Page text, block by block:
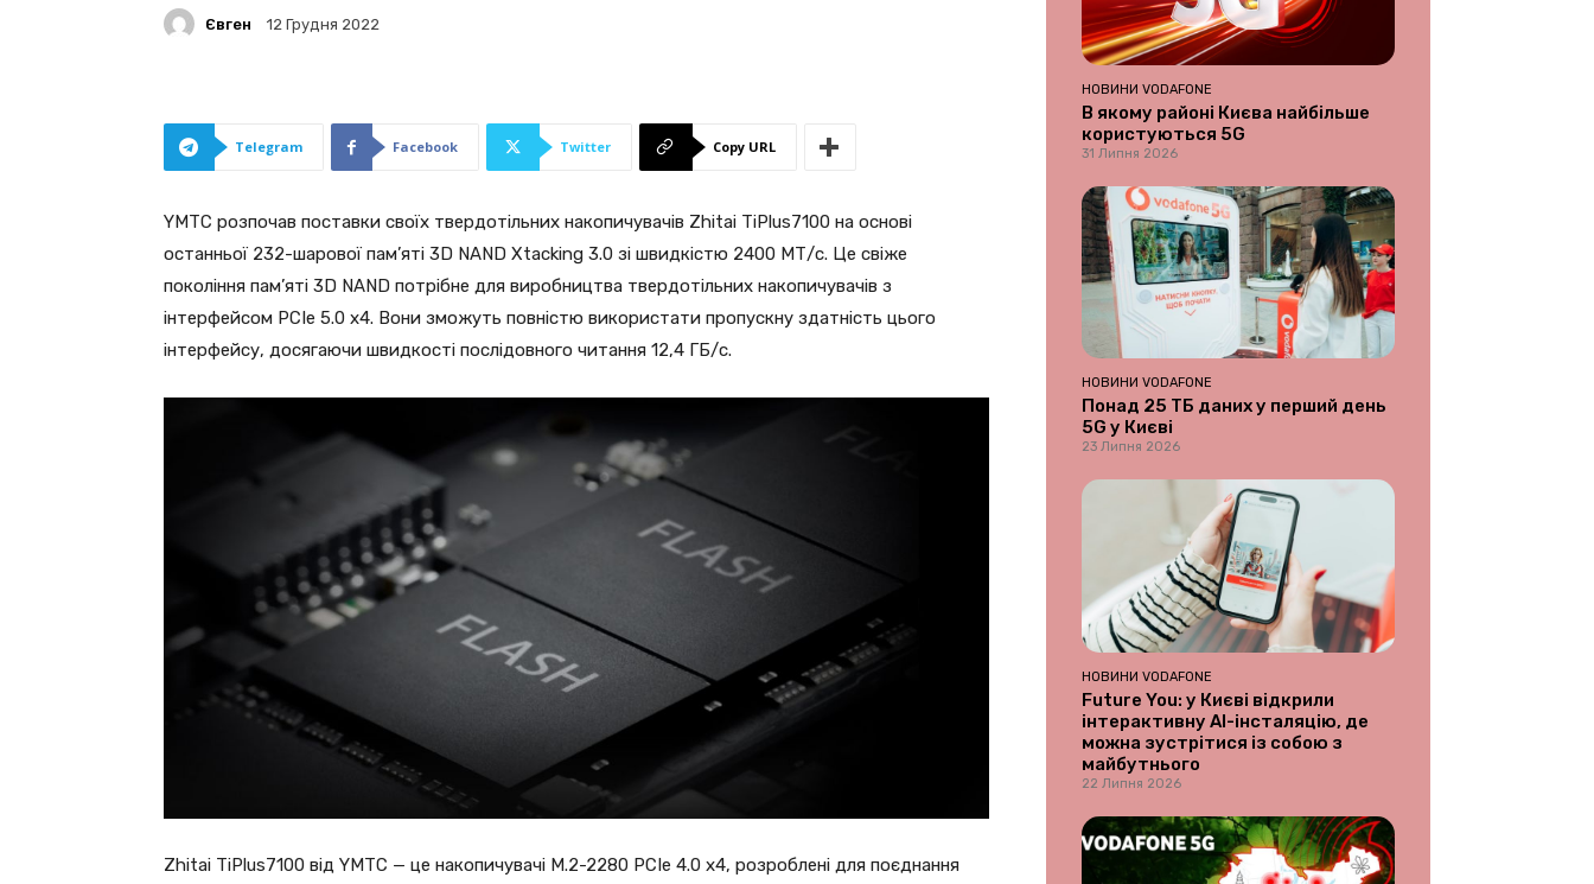
Євген 12 Грудня 2022
Telegram Facebook Twitter Copy URL
YMTC розпочав поставки своїх твердотільних накопичувачів Zhitai TiPlus7100 на основі
останньої 232-шарової пам’яті 3D NAND Xtacking 3.0 зі швидкістю 2400 МТ/с. Це свіже
покоління пам’яті 3D NAND потрібне для виробництва твердотільних накопичувачів з
інтерфейсом PCIe 5.0 x4. Вони зможуть повністю використати пропускну здатність цього
інтерфейсу, досягаючи швидкості послідовного читання 12,4 ГБ/с.
Zhitai TiPlus7100 від YMTC — це накопичувачі M.2-2280 PCIe 4.0 x4, розроблені для поєднання
НОВИНИ VODAFONE
В якому районі Києва найбільше
користуються 5G
31 Липня 2026
НОВИНИ VODAFONE
Понад 25 ТБ даних у перший день
5G у Києві
23 Липня 2026
НОВИНИ VODAFONE
Future You: у Києві відкрили
інтерактивну AI-інсталяцію, де
можна зустрітися із собою з
майбутнього
22 Липня 2026